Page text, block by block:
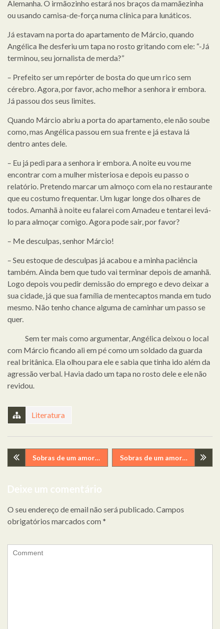
Alemanha. O irmãozinho estará nos braços da mamãezinha
ou usando camisa-de-força numa clínica para lunáticos.
Já estavam na porta do apartamento de Márcio, quando
Angélica lhe desferiu um tapa no rosto gritando com ele: “-Já
terminou, seu jornalista de merda?”
– Prefeito ser um repórter de bosta do que um rico sem
cérebro. Agora, por favor, acho melhor a senhora ir embora.
Já passou dos seus limites.
Quando Márcio abriu a porta do apartamento, ele não soube
como, mas Angélica passou em sua frente e já estava lá
dentro antes dele.
– Eu já pedi para a senhora ir embora. A noite eu vou me
encontrar com a mulher misteriosa e depois eu passo o
relatório. Pretendo marcar um almoço com ela no restaurante
que eu costumo frequentar. Um lugar longe dos olhares de
todos. Amanhã à noite eu falarei com Amadeu e tentarei levá-
lo para almoçar comigo. Agora pode sair, por favor?
– Me desculpas, senhor Márcio!
– Seu estoque de desculpas já acabou e a minha paciência
também. Ainda bem que tudo vai terminar depois de amanhã.
Logo depois vou pedir demissão do emprego e devo deixar a
sua cidade, já que sua família de mentecaptos manda em tudo
mesmo. Não tenho chance alguma de caminhar um passo se
quer.
Sem ter mais como argumentar, Angélica deixou o local
com Márcio ficando ali em pé como um soldado da guarda
real britânica. Ela olhou para ele e sabia que tinha ido além da
agressão verbal. Havia dado um tapa no rosto dele e ele não
revidou.
Literatura
Navegação
de
artigos
Sobras de um amor… Sobras de um amor…
Deixe um comentário
O seu endereço de email não será publicado. Campos
obrigatórios marcados com *